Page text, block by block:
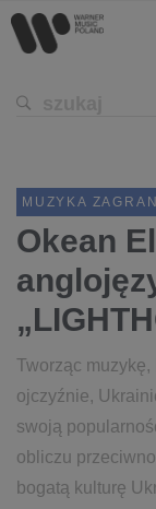
MUZYKA
Okean
Tworząc muzykę,
ojczyźnie,
swoją
obliczu
bogatą kulturę